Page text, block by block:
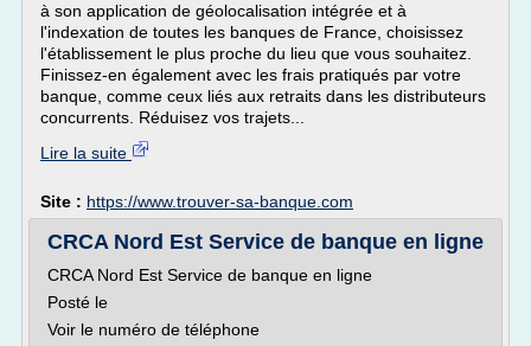
à son application de géolocalisation intégrée et à
l'indexation de toutes les banques de France, choisissez
l'établissement le plus proche du lieu que vous souhaitez.
Finissez-en également avec les frais pratiqués par votre
banque, comme ceux liés aux retraits dans les distributeurs
concurrents. Réduisez vos trajets...
Lire la suite
Site : https://www.trouver-sa-banque.com
CRCA Nord Est Service de banque en ligne
CRCA Nord Est Service de banque en ligne
Posté le
Voir le numéro de téléphone